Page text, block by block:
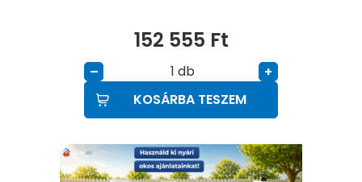
152 555 Ft
– db
+
KOSÁRBA TESZEM